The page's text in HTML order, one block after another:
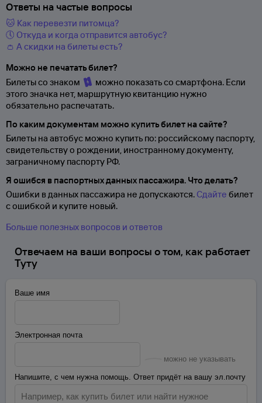
Ответы на частые вопросы
🐱 Как перевезти питомца?
🕔 Откуда и когда отправится автобус?
👛 А скидки на билеты есть?
Можно не печатать билет?
Билеты со знаком
можно показать со смартфона. Если
этого значка нет, маршрутную квитанцию нужно
обязательно распечатать.
По каким документам можно купить билет на сайте?
Билеты на автобус можно купить по: российскому паспорту,
свидетельству о рождении, иностранному документу,
заграничному паспорту РФ.
Я ошибся в паспортных данных пассажира. Что делать?
Ошибки в данных пассажира не допускаются. Сдайте билет
с ошибкой и купите новый.
Больше полезных вопросов и ответов
Отвечаем на ваши вопросы о том, как работает
Туту
Ваше имя
Электронная почта
можно не указывать
Напишите, с чем нужна помощь. Ответ придёт на вашу эл.почту